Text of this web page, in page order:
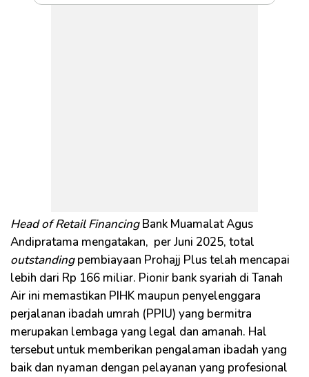
Head of Retail FinancingBank Muamalat Agus
Andipratama mengatakan, per Juni 2025, total
outstandingpembiayaan Prohajj Plus telah mencapai
lebih dari Rp 166 miliar. Pionir bank syariah di Tanah
Air ini memastikan PIHK maupun penyelenggara
perjalanan ibadah umrah (PPIU) yang bermitra
merupakan lembaga yang legal dan amanah. Hal
tersebut untuk memberikan pengalaman ibadah yang
baik dan nyaman dengan pelayanan yang profesional